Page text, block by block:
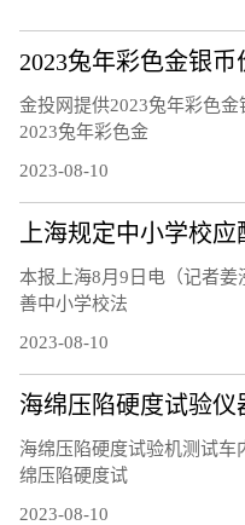
2023兔年彩色金银币
金投网提供2023兔年彩色金
2023兔年彩色金
2023-08-10
上海规定中小学校
本报上海8月9日电（记者
善中小学校法
2023-08-10
海绵压陷硬度试验仪
海绵压陷硬度试验机测试
绵压陷硬度试
2023-08-10